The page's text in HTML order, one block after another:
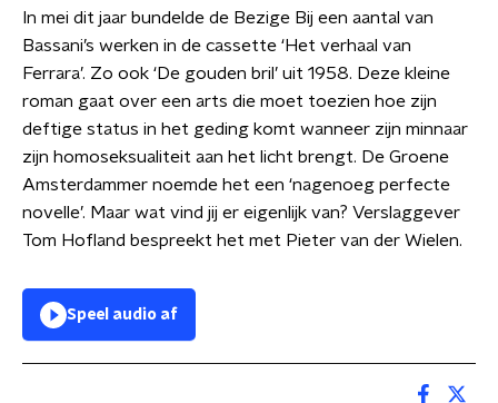
In mei dit jaar bundelde de Bezige Bij een aantal van
Bassani’s werken in de cassette ‘Het verhaal van
Ferrara’. Zo ook ‘De gouden bril’ uit 1958. Deze kleine
roman gaat over een arts die moet toezien hoe zijn
deftige status in het geding komt wanneer zijn minnaar
zijn homoseksualiteit aan het licht brengt. De Groene
Amsterdammer noemde het een ‘nagenoeg perfecte
novelle’. Maar wat vind jij er eigenlijk van? Verslaggever
Tom Hofland bespreekt het met Pieter van der Wielen.
Speel audio af